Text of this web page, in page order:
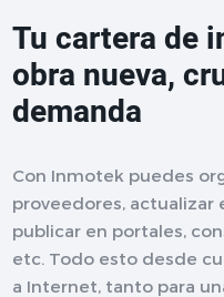
Tu cartera de
obra nueva,
demanda
Con Inmotek puedes
proveedores,
publicar en portales,
etc. Todo esto desde
a Internet, tanto para